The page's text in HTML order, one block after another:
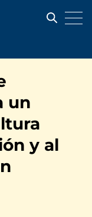
un
y al